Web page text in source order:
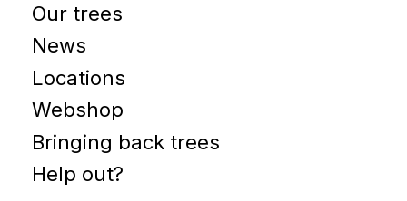
Our trees
News
Locations
Webshop
Bringing back trees
Help out?